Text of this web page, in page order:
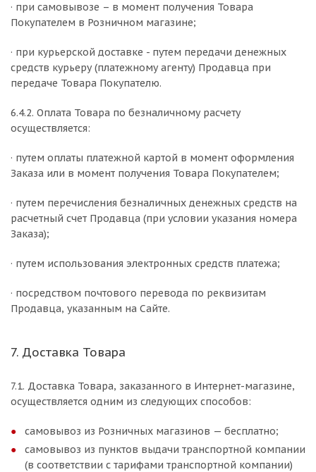
· при самовывозе – в момент получения Товара
Покупателем в Розничном магазине;
· при курьерской доставке - путем передачи денежных
средств курьеру (платежному агенту) Продавца при
передаче Товара Покупателю.
6.4.2. Оплата Товара по безналичному расчету
осуществляется:
· путем оплаты платежной картой в момент оформления
Заказа или в момент получения Товара Покупателем;
· путем перечисления безналичных денежных средств на
расчетный счет Продавца (при условии указания номера
Заказа);
· путем использования электронных средств платежа;
· посредством почтового перевода по реквизитам
Продавца, указанным на Сайте.
7. Доставка Товара
7.1. Доставка Товара, заказанного в Интернет-магазине,
осуществляется одним из следующих способов:
самовывоз из Розничных магазинов — бесплатно;
самовывоз из пунктов выдачи транспортной компании
(в соответствии с тарифами транспортной компании)